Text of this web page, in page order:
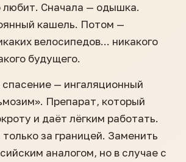
любит. Сначала — одышка.
кашель. Потом —
велосипедов... никакого
будущего.
— ингаляционный
Препарат, который
и даёт лёгким работать.
за границей. Заменить
аналогом, но в случае с